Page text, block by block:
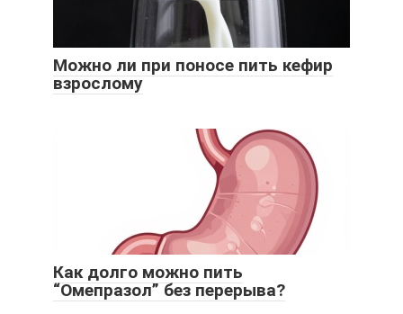
Можно ли при поносе пить кефир
взрослому
Как долго можно пить
“Омепразол” без перерыва?